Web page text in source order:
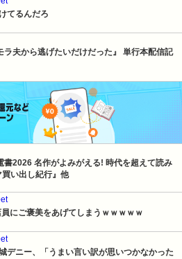
てるんだろ
夫から逃げたいだけだった』 単行本配信記
書2026 名作がよみがえる! 時代を超えて読み
い出し紀行』他
にご褒美をあげてしまうｗｗｗｗｗ
デニー、「うまい言い訳が思いつかなかった